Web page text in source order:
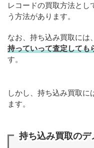
レコードの買取方法とし
う方法があります。
なお、持ち込み買取には
持っていって査定しても
す。
しかし、持ち込み買取に
ます。
持ち込み買取のデ